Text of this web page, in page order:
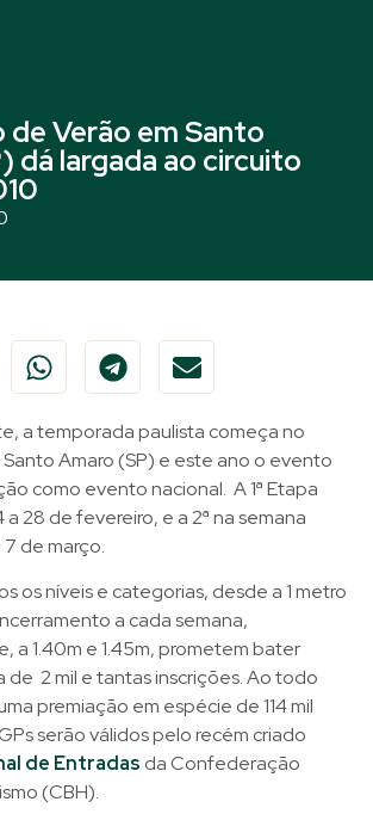
de Verão em Santo
dá largada ao circuito
a temporada paulista começa no
Amaro (SP) e este ano o evento
como evento nacional. A 1ª Etapa
28 de fevereiro, e a 2ª na semana
de março.
os níveis e categorias, desde a 1 metro
a cada semana,
a 1.40m e 1.45m, prometem bater
de 2 mil e tantas inscrições. Ao todo
premiação em espécie de 114 mil
serão válidos pelo recém criado
de Entradas da Confederação
(CBH).